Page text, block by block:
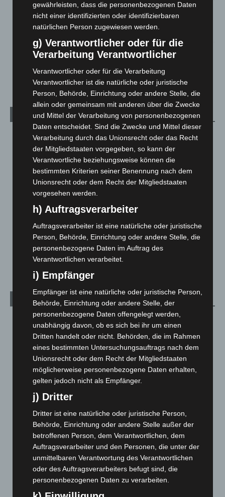
Hannover Klassik Open Air 2026: Französische Oper im
Maschpark
2. August 2026
Schwarz Digits und Zscaler starten souveräne Cloud-
Sicherheitsplattform für Europa
2. August 2026
Kategorien
Blaulicht
2.797
Corona-News
Hannover und Region
Langenhagen und Ortsteile
Leserbriefe
Menschen
Über uns
Veranstaltungen
1.887
Archiv
August 2026
(9)
Juli 2026(73)
Juni 2026(139)
Mai 2026(99)
April 2026(99)
März 2026(115)
Februar 2026(109)
Januar 2026(122)
Dezember 2025
(103)
November 2025(114)
Oktober 2025(112)
September 2025
(93)
gewährleisten, dass die personenbezogenen Daten
nicht einer identifizierten oder identifizierbaren
natürlichen Person zugewiesen werden.
g) Verantwortlicher oder für die
Verarbeitung Verantwortlicher
Verantwortlicher oder für die Verarbeitung
Verantwortlicher ist die natürliche oder juristische
Person, Behörde, Einrichtung oder andere Stelle, die
allein oder gemeinsam mit anderen über die Zwecke
und Mittel der Verarbeitung von personenbezogenen
Daten entscheidet. Sind die Zwecke und Mittel dieser
Verarbeitung durch das Unionsrecht oder das Recht
der Mitgliedstaaten vorgegeben, so kann der
Verantwortliche beziehungsweise können die
bestimmten Kriterien seiner Benennung nach dem
Unionsrecht oder dem Recht der Mitgliedstaaten
vorgesehen werden.
h) Auftragsverarbeiter
Auftragsverarbeiter ist eine natürliche oder juristische
Person, Behörde, Einrichtung oder andere Stelle, die
personenbezogene Daten im Auftrag des
Verantwortlichen verarbeitet.
i) Empfänger
Empfänger ist eine natürliche oder juristische Person,
Behörde, Einrichtung oder andere Stelle, der
personenbezogene Daten offengelegt werden,
unabhängig davon, ob es sich bei ihr um einen
Dritten handelt oder nicht. Behörden, die im Rahmen
eines bestimmten Untersuchungsauftrags nach dem
Unionsrecht oder dem Recht der Mitgliedstaaten
möglicherweise personenbezogene Daten erhalten,
gelten jedoch nicht als Empfänger.
j) Dritter
Dritter ist eine natürliche oder juristische Person,
Behörde, Einrichtung oder andere Stelle außer der
betroffenen Person, dem Verantwortlichen, dem
Auftragsverarbeiter und den Personen, die unter der
unmittelbaren Verantwortung des Verantwortlichen
oder des Auftragsverarbeiters befugt sind, die
personenbezogenen Daten zu verarbeiten.